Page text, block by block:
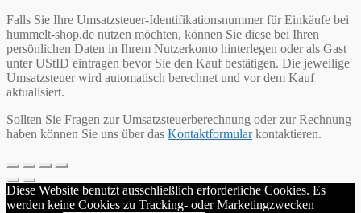
Falls Sie Ihre Umsatzsteuer-Identifikationsnummer für Einkäufe bei
hummelt-shop.de nutzen möchten, können Sie diese bei Ihren
persönlichen Daten in Ihrem Nutzerkonto hinterlegen oder als Gast
unter UStID eintragen bevor Sie den Kauf bestätigen. Die jeweilige
Umsatzsteuer wird automatisch berechnet und vor dem Kauf
aktualisiert.
Sollten Sie Fragen zur Umsatzsteuerberechnung oder zur Rechnung
haben können Sie uns über das Kontaktformularkontaktieren.
Diese Website benutzt ausschließlich erforderliche Cookies. Es
werden keine Cookies zu Tracking- oder Marketingzwecken